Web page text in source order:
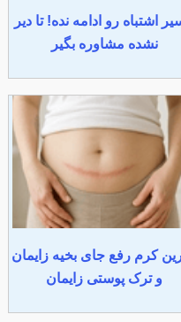
اشتباه رو ادامه نده! تا دیر
نشده مشاوره بگیر
کرم رفع جای بخیه زایمان
و ترک پوستی زایمان